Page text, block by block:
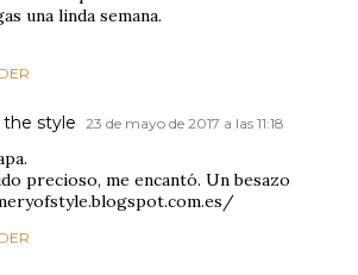
una linda semana.
style 23 de mayo de 2017 a las 11:18
precioso, me encantó. Un besazo